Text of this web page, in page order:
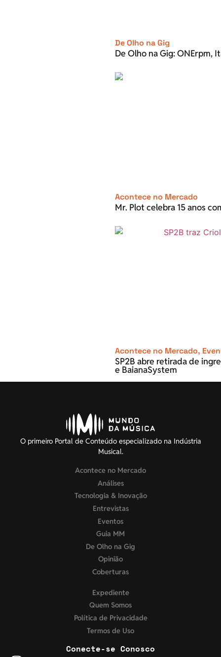
De Olho na Gig
De Olho na Gig: ONErpm,
Acontece no Mercado
Mr. Plot celebra 15 anos
Acontece no Mercado,
SP2B abre retirada de
e BaianaSystem
O primeiro Portal de Conteúdo especializado na Indústria
Musical.
Acontece no Mercado
Análises
Tecnologia & Inovação
Entrevistas
Eventos
Guia MM
De Olho na Gig
Opinião
Coberturas
Expediente
Quem Somos
Política de Privacidade
Termos de Uso
Conecte-se Conosco